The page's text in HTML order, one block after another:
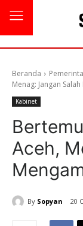
Beranda
Menag: Jangan
Kabinet
Aceh,
By Sopyan 20